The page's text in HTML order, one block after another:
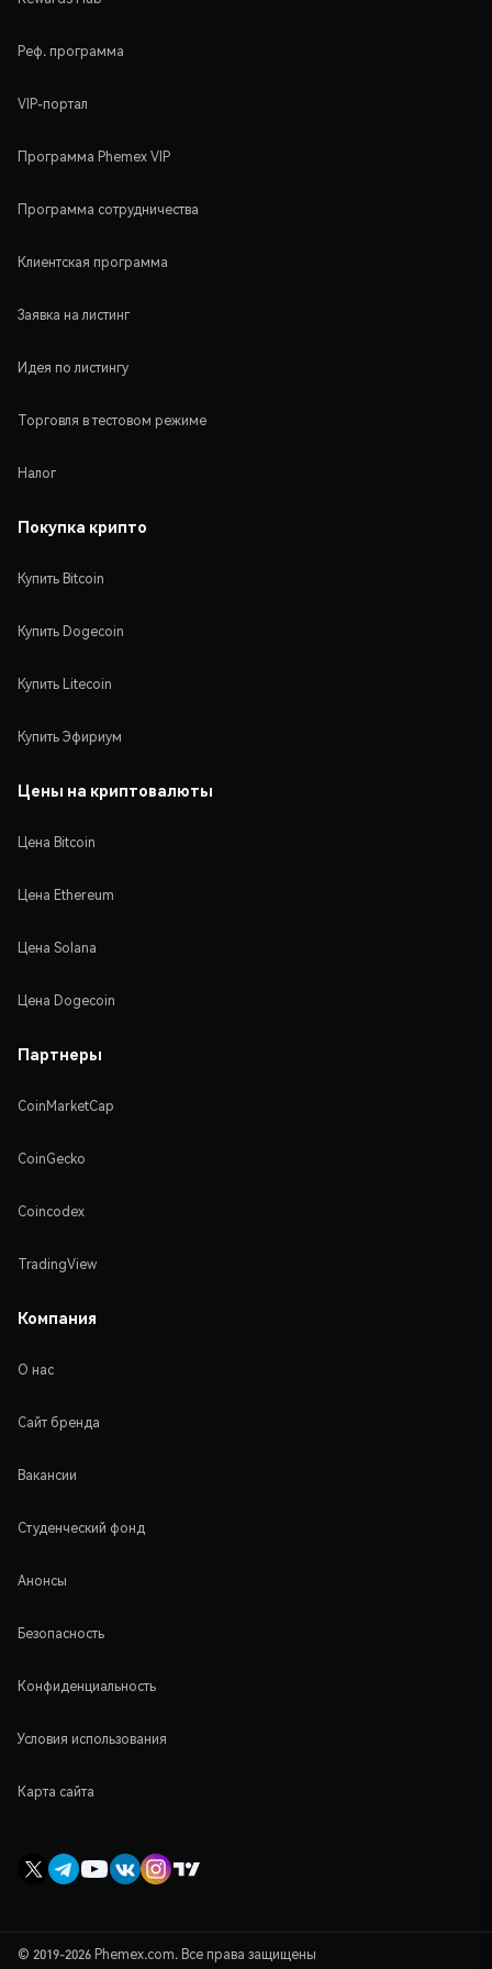
Реф. программа
VIP-портал
Программа Phemex VIP
Программа сотрудничества
Клиентская программа
Заявка на листинг
Идея по листингу
Торговля в тестовом режиме
Налог
Покупка крипто
Купить Bitcoin
Купить Dogecoin
Купить Litecoin
Купить Эфириум
Цены на криптовалюты
Цена Bitcoin
Цена Ethereum
Цена Solana
Цена Dogecoin
Партнеры
CoinMarketCap
CoinGecko
Coincodex
TradingView
Компания
О нас
Сайт бренда
Вакансии
Студенческий фонд
Анонсы
Безопасность
Конфиденциальность
Условия использования
Карта сайта
© 2019-2026 Phemex.com. Все права защищены